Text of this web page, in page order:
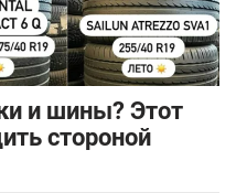
и шины? Этот
стороной